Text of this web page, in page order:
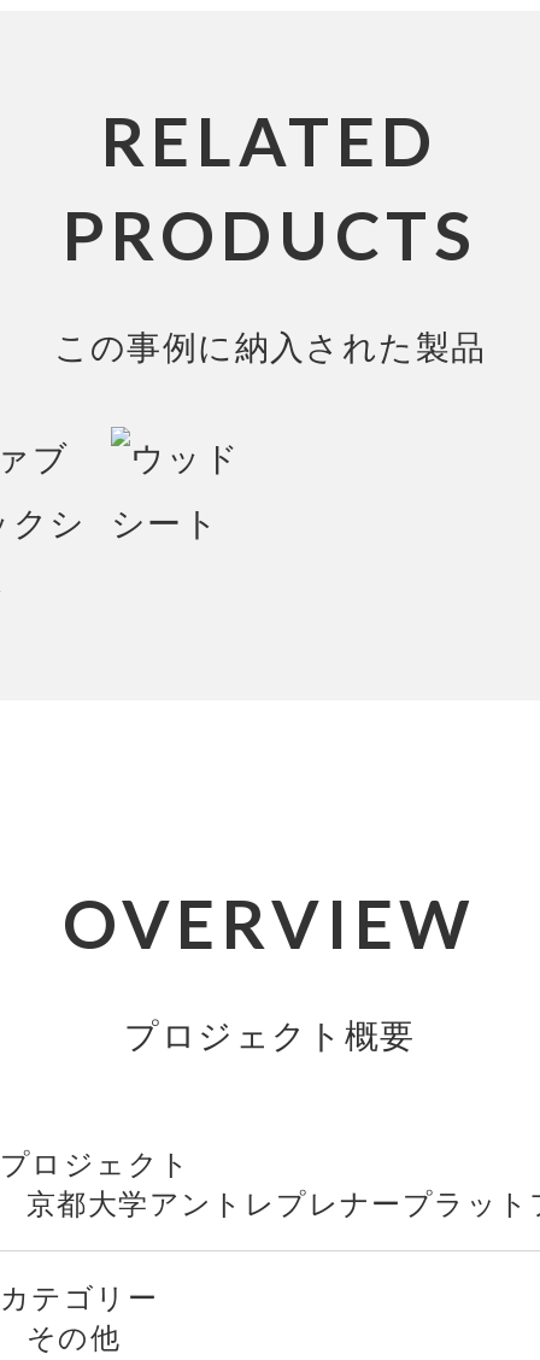
RELATED
PRODUCTS
この事例に納入された製品
OVERVIEW
プロジェクト概要
プロジェクト
京都大学アントレプレナープラッ
カテゴリー
その他